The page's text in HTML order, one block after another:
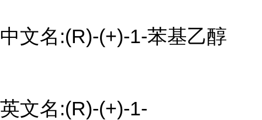
中文名:(R)-(+)-1-苯基乙醇
英文名:(R)-(+)-1-